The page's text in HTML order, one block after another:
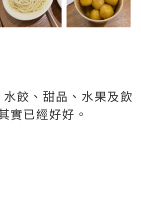
餃、甜品、水果及飲
實已經好好。